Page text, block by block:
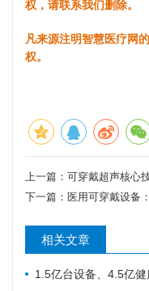
权，请联系我们删除。
凡来源注明智慧医疗网
权。
上一篇： 可穿戴超声核心
下一篇： 医用可穿戴设备
相关文章
1.5亿台设备、4.5亿健康用